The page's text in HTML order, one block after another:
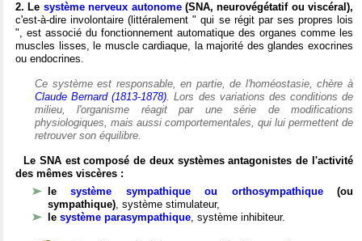
2. Le système nerveux autonome(SNA, neurovégétatif ou viscéral),
c'est-à-dire involontaire (littéralement " qui se régit par ses propres lois
", est associé du fonctionnement automatique des organes comme les
muscles lisses, le muscle cardiaque, la majorité des glandes exocrines
ou endocrines.
Ce système est responsable, en partie, de l'homéostasie, chère à
Claude Bernard (1813-1878). Lors des variations des conditions de
milieu, l'organisme réagit par une série de modifications
physiologiques, mais aussi comportementales, qui lui permettent de
retrouver son équilibre.
Le SNA est composé de deux systèmes antagonistes de l'activité
des mêmes viscères :
lesystème sympathique ou orthosympathique(ou
sympathique), système stimulateur,
le système parasympathique, système inhibiteur.